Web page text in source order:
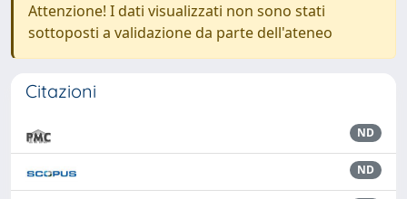
Attenzione! I dati visualizzati non sono stati
sottoposti a validazione da parte dell'ateneo
Citazioni
ND
ND